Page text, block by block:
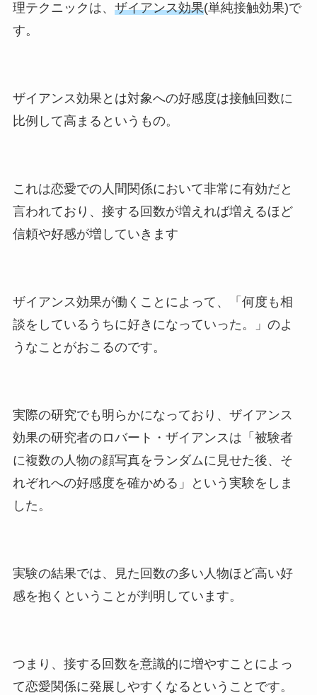
理テクニックは、 ザイアンス効果(単純接触効果)で
す。
ザイアンス効果とは対象への好感度は接触回数に
比例して高まるというもの。
これは恋愛での人間関係において非常に有効だと
言われており、接する回数が増えれば増えるほど
信頼や好感が増していきます
ザイアンス効果が働くことによって、「何度も相
談をしているうちに好きになっていった。」のよ
うなことがおこるのです。
実際の研究でも明らかになっており、ザイアンス
効果の研究者のロバート・ザイアンスは「被験者
に複数の人物の顔写真をランダムに見せた後、そ
れぞれへの好感度を確かめる」という実験をしま
した。
実験の結果では、見た回数の多い人物ほど高い好
感を抱くということが判明しています。
つまり、接する回数を意識的に増やすことによっ
て恋愛関係に発展しやすくなるということです。